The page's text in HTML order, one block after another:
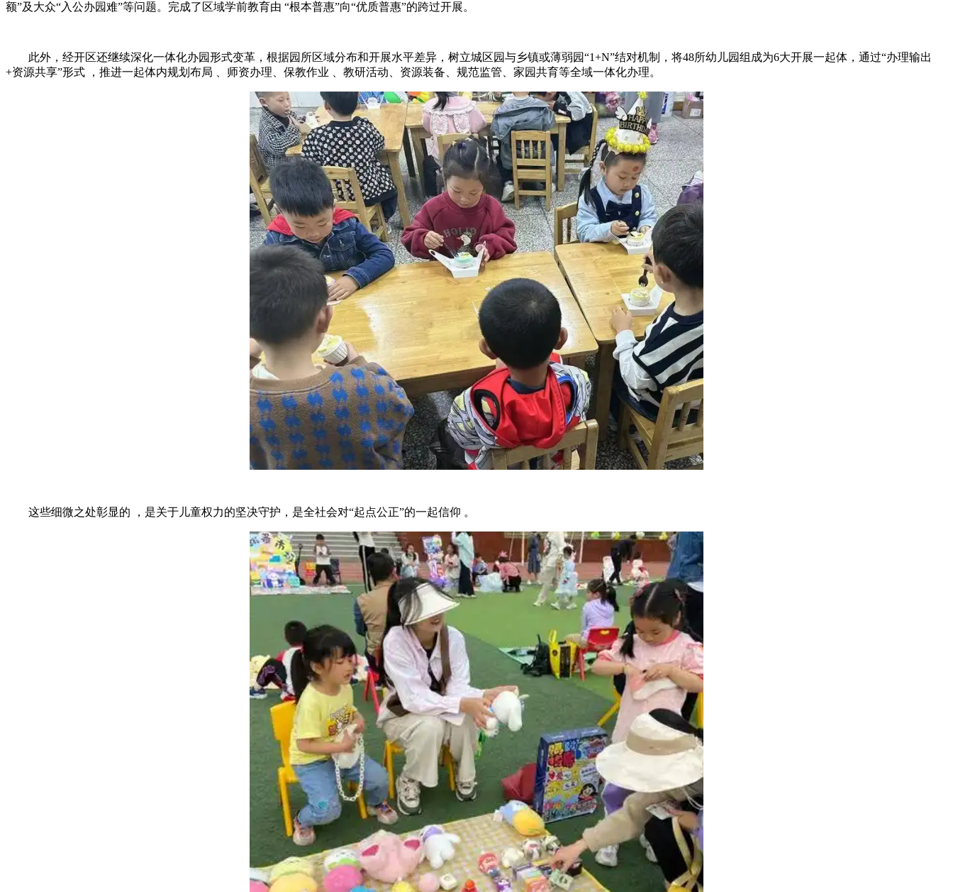
额”及大众“入公办园难”等问题。完成了区域学前教育由 “根本普惠”向“优质普惠”的跨过开展。
此外，经开区还继续深化一体化办园形式变革，根据园所区域分布和开展水平差异，树立城区园与乡镇或薄弱园“1+N”结对机制，将48所幼儿园组成为6大开展一起体，通过“办理输出
+资源共享”形式 ，推进一起体内规划布局 、师资办理、保教作业 、教研活动、资源装备、规范监管、家园共育等全域一体化办理。
这些细微之处彰显的 ，是关于儿童权力的坚决守护，是全社会对“起点公正”的一起信仰 。